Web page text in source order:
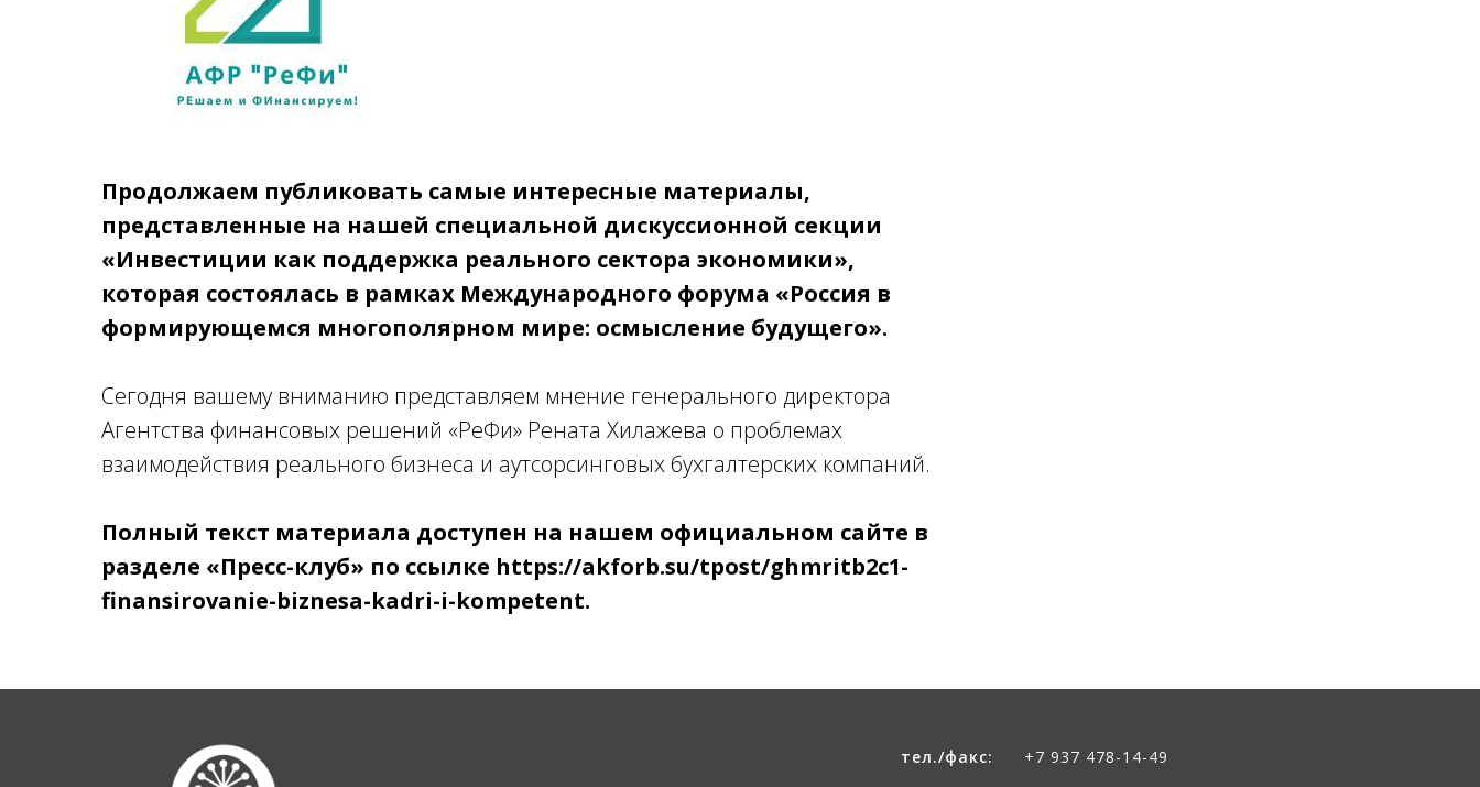
Продолжаем публиковать самые интересные материалы,
представленные на нашей специальной дискуссионной секции
«Инвестиции как поддержка реального сектора экономики»,
которая состоялась в рамках Международного форума «Россия в
формирующемся многополярном мире: осмысление будущего».
Сегодня вашему вниманию представляем мнение генерального директора
Агентства финансовых решений «РеФи» Рената Хилажева о проблемах
взаимодействия реального бизнеса и аутсорсинговых бухгалтерских компаний.
Полный текст материала доступен на нашем официальном сайте в
разделе «Пресс-клуб» по ссылке https://akforb.su/tpost/ghmritb2c1-
finansirovanie-biznesa-kadri-i-kompetent.
тел./факс:
+7 937 478-14-49